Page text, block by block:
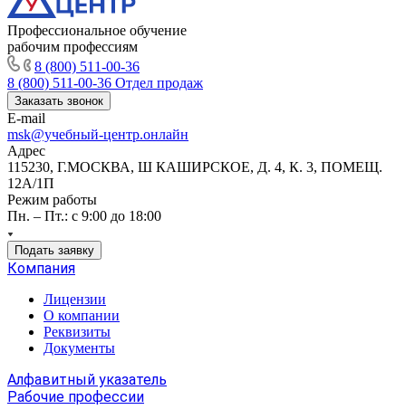
Профессиональное обучение
рабочим профессиям
8 (800) 511-00-36
8 (800) 511-00-36 Отдел продаж
Заказать звонок
E-mail
msk@учебный-центр.онлайн
Адрес
115230, Г.МОСКВА, Ш КАШИРСКОЕ, Д. 4, К. 3, ПОМЕЩ.
12А/1П
Режим работы
Пн. – Пт.: с 9:00 до 18:00
Подать заявку
Компания
Лицензии
О компании
Реквизиты
Документы
Алфавитный указатель
Рабочие профессии